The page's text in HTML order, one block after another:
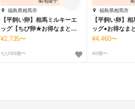
【平飼い卵】相馬ミルキーエ
ッグ【ちび卵★お得なまとめ
買い！】
2,735〜
ちび40個〜
福島県相馬市
【平飼い卵】
ッグ●お得なま
4,460〜
40個〜
福島県相馬市